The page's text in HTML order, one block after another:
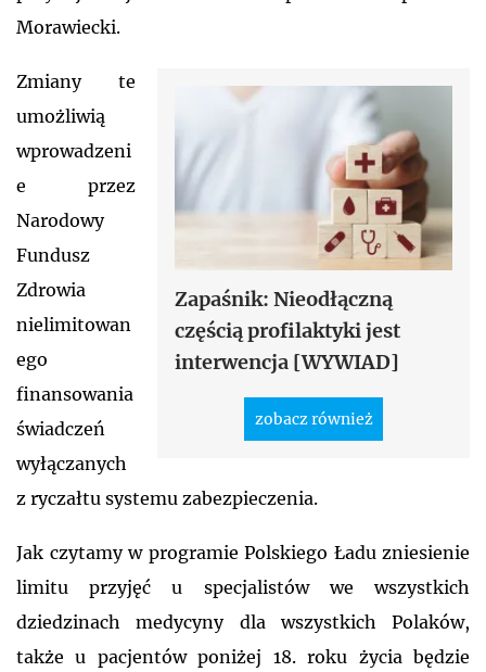
Morawiecki.
Zapaśnik: Nieodłączną
częścią profilaktyki jest
interwencja [WYWIAD]
zobacz również
Zmiany te
umożliwią
wprowadzeni
e przez
Narodowy
Fundusz
Zdrowia
nielimitowan
ego
finansowania
świadczeń
wyłączanych
z ryczałtu systemu zabezpieczenia.
Jak czytamy w programie Polskiego Ładu zniesienie
limitu przyjęć u specjalistów we wszystkich
dziedzinach medycyny dla wszystkich Polaków,
także u pacjentów poniżej 18. roku życia będzie